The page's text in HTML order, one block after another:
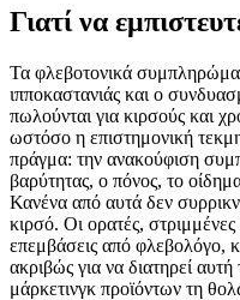
Γιατί να
Τα φλεβοτονικά
ιπποκαστανιάς και ο
πωλούνται για κιρσούς και
ωστόσο η επιστημονική
πράγμα: την ανακούφιση
βαρύτητας, ο πόνος, το
Κανένα από αυτά δεν
κιρσό. Οι ορατές, στριμμένες
επεμβάσεις από φλεβολόγο,
ακριβώς για να διατηρεί
μάρκετινγκ προϊόντων τη